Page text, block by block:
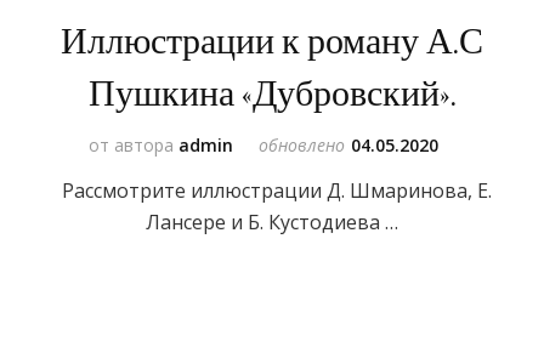
Иллюстрации к роману А.С
Пушкина «Дубровский».
от автора admin обновлено 04.05.2020
Рассмотрите иллюстрации Д. Шмаринова, Е.
Лансере и Б. Кустодиева …